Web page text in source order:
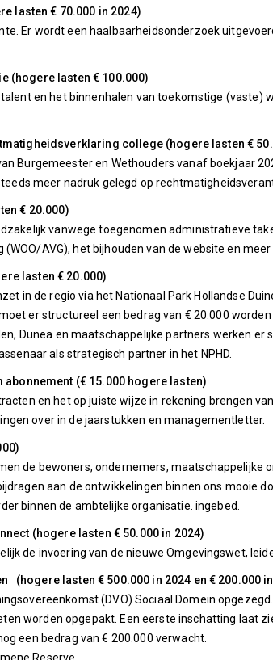
lasten € 70.000 in 2024)
Er wordt een haalbaarheidsonderzoek
(hogere lasten € 100.000)
en het binnenhalen van toekomstige
college (hogere lasten €
Burgemeester en Wethouders vanaf boekjaar
meer nadruk gelegd op
€ 20.000)
vanwege toegenomen administratieve
AVG), het bijhouden van de website en
lasten € 20.000)
in de regio via het Nationaal Park Hollandse
er structureel een bedrag van € 20.000
Dunea en maatschappelijke partners werken
als strategisch partner in het NPHD.
(€ 15.000 hogere lasten)
en het op juiste wijze in rekening brengen
over in de jaarstukken en managementletter.
de bewoners, ondernemers, maatschappelijke
aan de ontwikkelingen binnen ons mooie
binnen de ambtelijke organisatie. ingebed.
(hogere lasten € 50.000 in 2024)
de invoering van de nieuwe Omgevingswet,
lasten € 500.000 in 2024 en € 200.000
(DVO) Sociaal Domein
worden opgepakt. Een eerste inschatting laat
een bedrag van € 200.000 verwacht.